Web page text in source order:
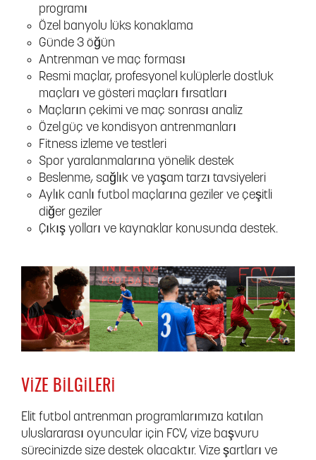
programı
Özel banyolu lüks konaklama
Günde 3 öğün
Antrenman ve maç forması
Resmi maçlar, profesyonel kulüplerle dostluk
maçları ve gösteri maçları fırsatları
Maçların çekimi ve maç sonrası analiz
Özel güç ve kondisyon antrenmanları
Fitness izleme ve testleri
Spor yaralanmalarına yönelik destek
Beslenme, sağlık ve yaşam tarzı tavsiyeleri
Aylık canlı futbol maçlarına geziler ve çeşitli
diğer geziler
Çıkış yolları ve kaynaklar konusunda destek.
VIZE BILGILERI
Elit futbol antrenman programlarımıza katılan
uluslararası oyuncular için FCV, vize başvuru
sürecinizde size destek olacaktır. Vize şartları ve